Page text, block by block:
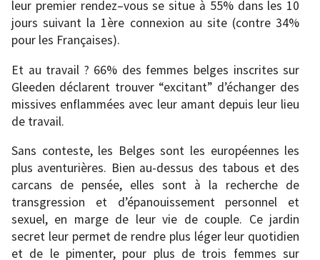
leur premier rendez–vous se situe à 55% dans les 10
jours suivant la 1ère connexion au site (contre 34%
pour les Françaises).
Et au travail ? 66% des femmes belges inscrites sur
Gleeden déclarent trouver “excitant” d’échanger des
missives enflammées avec leur amant depuis leur lieu
de travail.
Sans conteste, les Belges sont les européennes les
plus aventurières. Bien au-dessus des tabous et des
carcans de pensée, elles sont à la recherche de
transgression et d’épanouissement personnel et
sexuel, en marge de leur vie de couple. Ce jardin
secret leur permet de rendre plus léger leur quotidien
et de le pimenter, pour plus de trois femmes sur